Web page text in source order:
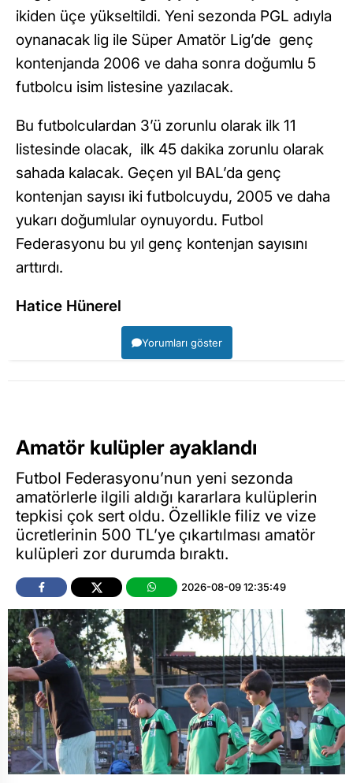
ikiden üçe yükseltildi. Yeni sezonda PGL adıyla
oynanacak lig ile Süper Amatör Lig’de genç
kontenjanda 2006 ve daha sonra doğumlu 5
futbolcu isim listesine yazılacak.
Bu futbolculardan 3’ü zorunlu olarak ilk 11
listesinde olacak, ilk 45 dakika zorunlu olarak
sahada kalacak. Geçen yıl BAL’da genç
kontenjan sayısı iki futbolcuydu, 2005 ve daha
yukarı doğumlular oynuyordu. Futbol
Federasyonu bu yıl genç kontenjan sayısını
arttırdı.
Hatice Hünerel
Yorumları göster
Amatör kulüpler ayaklandı
Futbol Federasyonu’nun yeni sezonda
amatörlerle ilgili aldığı kararlara kulüplerin
tepkisi çok sert oldu. Özellikle filiz ve vize
ücretlerinin 500 TL’ye çıkartılması amatör
kulüpleri zor durumda bıraktı.
2026-08-09 12:35:49